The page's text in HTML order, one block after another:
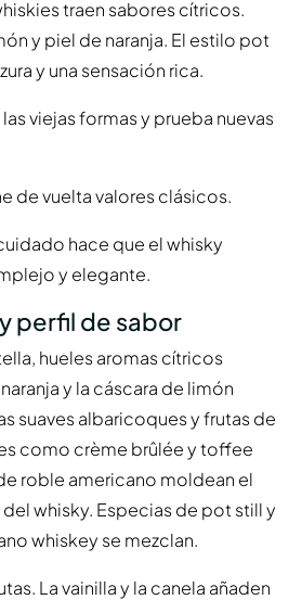
traen sabores cítricos.
y piel de naranja. El estilo pot
y una sensación rica.
viejas formas y prueba nuevas
de vuelta valores clásicos.
hace que el whisky
y elegante.
perfil de sabor
hueles aromas cítricos
y la cáscara de limón
suaves albaricoques y frutas de
como crème brûlée y toffee
roble americano moldean el
whisky. Especias de pot still y
whiskey se mezclan.
La vainilla y la canela añaden